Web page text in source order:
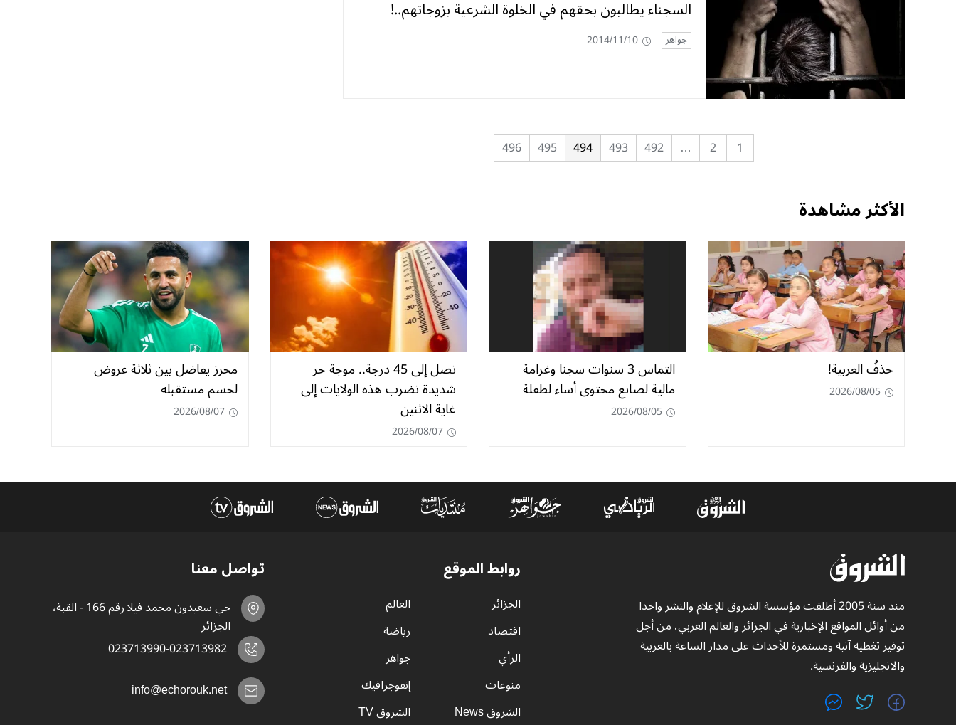
السجناء يطالبون بحقهم في الخلوة الشرعية بزوجاتهم..!
جواهر 2014/11/10
1
2
…
492
493
494
495
496
الأكثر مشاهدة
حذفُ العربية!
2026/08/05
التماس 3 سنوات سجنا وغرامة
مالية لصانع محتوى أساء لطفلة
2026/08/05
تصل إلى 45 درجة.. موجة حر
شديدة تضرب هذه الولايات إلى
غاية الاثنين
2026/08/07
محرز يفاضل بين ثلاثة عروض
لحسم مستقبله
2026/08/07
منذ سنة 2005 أطلقت مؤسسة الشروق للإعلام والنشر واحدا
من أوائل المواقع الإخبارية في الجزائر والعالم العربي، من أجل
توفير تغطية آنية ومستمرة للأحداث على مدار الساعة بالعربية
والانجليزية والفرنسية.
روابط الموقع
الجزائر
العالم
اقتصاد
رياضة
الرأي
جواهر
منوعات
إنفوجرافيك
الشروق News
الشروق TV
تواصل معنا
حي سعيدون محمد فيلا رقم 166 - القبة،
الجزائر
023713990-023713982
info@echorouk.net